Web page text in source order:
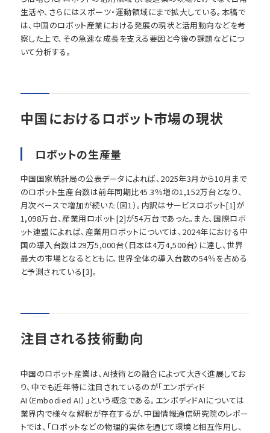
生活や、さらにはスポーツ・運動領域にまで拡大している。本稿で
は、中国のロボット産業における発展の現状と活用動向などを考
察した上で、その急速な成長を支える要因と今後の課題などにつ
いて分析する。
中国におけるロボット市場の現状
ロボットの生産量
中国国家統計局の公表データによれば、2025年3月から10月まで
のロボット生産台数は前年同期比45.3％増の1,152万台となり、
月次ベースで増加が続いた（図1）。内訳はサービスロボット[1]が
1,098万台、産業用ロボット[2]が54万台であった。また、国際ロボ
ット連盟によれば、産業用ロボットについては、2024年における中
国の導入台数は29万5,000台（日本は4万4,500台）に達し、世界
最大の市場となるとともに、世界全体の導入台数の54％を占める
と予測されている[3]。
注目される技術動向
中国のロボット産業は、AI技術との融合によって大きく進展してお
り、中でも近年特に注目されているのが「エンボディド
AI（Embodied AI）」という概念である。エンボディドAIについては
業界内で様々な解釈が存在するが、中国情報通信研究院のレポー
トでは、「ロボットなどの物理的実体を通じて環境と相互作用し、